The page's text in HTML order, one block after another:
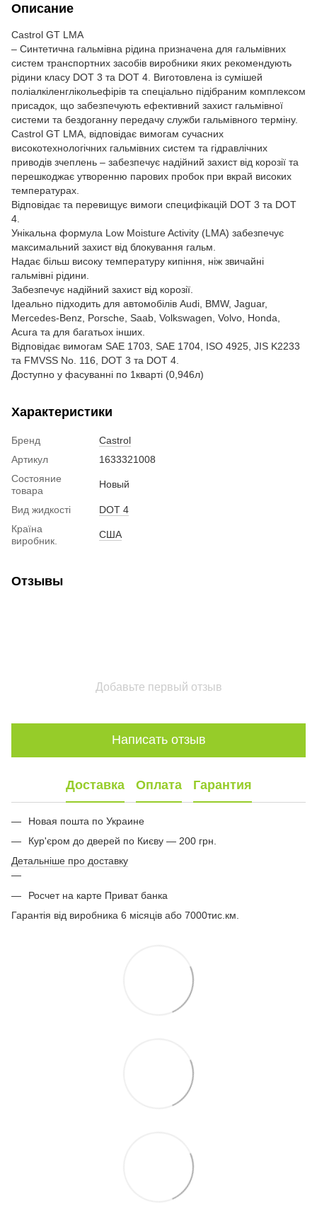
Описание
Castrol GT LMA
– Синтетична гальмівна рідина призначена для гальмівних
систем транспортних засобів виробники яких рекомендують
рідини класу DOT 3 та DOT 4. Виготовлена із сумішей
поліалкіленглікольефірів та спеціально підібраним комплексом
присадок, що забезпечують ефективний захист гальмівної
системи та бездоганну передачу служби гальмівного терміну.
Castrol GT LMA, відповідає вимогам сучасних
високотехнологічних гальмівних систем та гідравлічних
приводів зчеплень – забезпечує надійний захист від корозії та
перешкоджає утворенню парових пробок при вкрай високих
температурах.
Відповідає та перевищує вимоги специфікацій DOT 3 та DOT
4.
Унікальна формула Low Moisture Activity (LMA) забезпечує
максимальний захист від блокування гальм.
Надає більш високу температуру кипіння, ніж звичайні
гальмівні рідини.
Забезпечує надійний захист від корозії.
Ідеально підходить для автомобілів Audi, BMW, Jaguar,
Mercedes-Benz, Porsche, Saab, Volkswagen, Volvo, Honda,
Acura та для багатьох інших.
Відповідає вимогам SAE 1703, SAE 1704, ISO 4925, JIS K2233
та FMVSS No. 116, DOT 3 та DOT 4.
Доступно у фасуванні по 1кварті (0,946л)
Характеристики
Бренд
Castrol
Артикул
1633321008
Состояние
товара
Новый
Вид жидкості
DOT 4
Країна
виробник.
США
Отзывы
Добавьте первый отзыв
Написать отзыв
Доставка Оплата Гарантия
Новая пошта по Украине
Кур'єром до дверей по Києву — 200 грн.
Детальніше про доставку
Росчет на карте Приват банка
Гарантія від виробника 6 місяців або 7000тис.км.